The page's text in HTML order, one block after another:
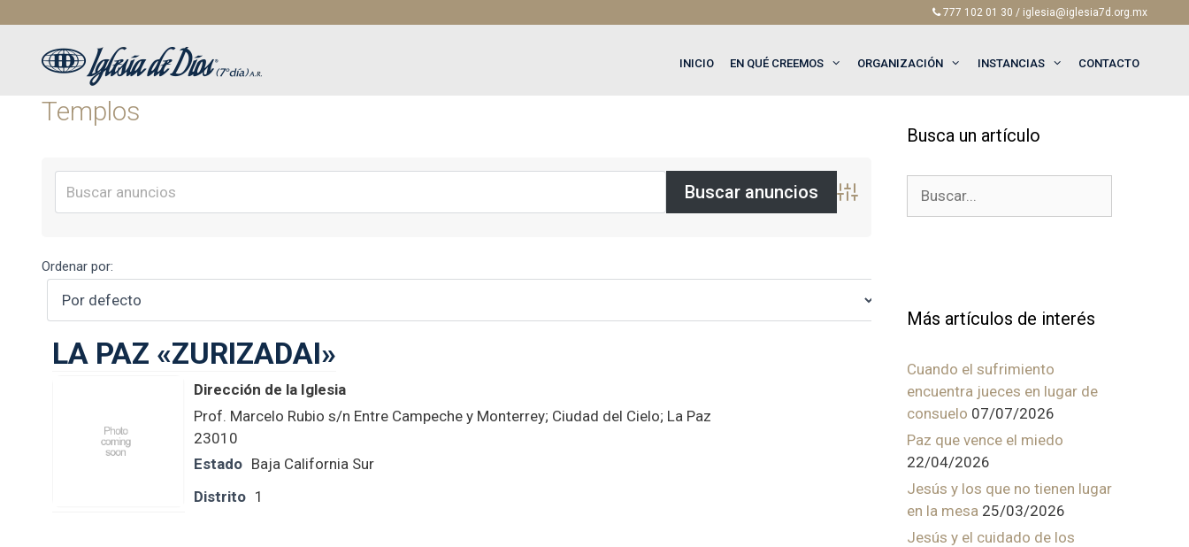
contenido
777 102 01 30 / iglesia@iglesia7d.org.mx
INICIO EN QUÉ CREEMOS ORGANIZACIÓN INSTANCIAS CONTACTO
Templos
Búsqueda avanzada
Ordenar por:
LA PAZ «ZURIZADAI»
Dirección de la Iglesia
Prof. Marcelo Rubio s/n Entre Campeche y Monterrey; Ciudad del Cielo; La Paz
23010
Estado Baja California Sur
Distrito 1
Busca un artículo
Más artículos de interés
Cuando el sufrimiento
encuentra jueces en lugar de
consuelo 07/07/2026
Paz que vence el miedo
22/04/2026
Jesús y los que no tienen lugar
en la mesa 25/03/2026
Jesús y el cuidado de los